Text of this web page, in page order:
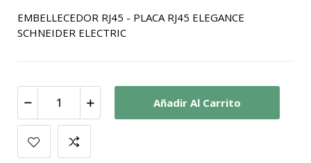
EMBELLECEDOR RJ45 - PLACA RJ45 ELEGANCE
SCHNEIDER ELECTRIC
Añadir Al Carrito